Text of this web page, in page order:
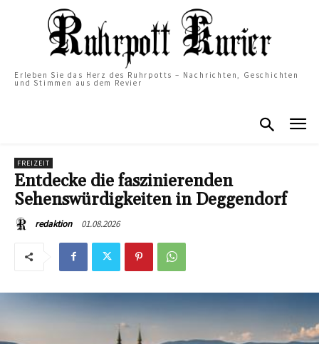
Erleben Sie das Herz des Ruhrpotts – Nachrichten, Geschichten
und Stimmen aus dem Revier
FREIZEIT
Entdecke die faszinierenden
Sehenswürdigkeiten in Deggendorf
redaktion 01.08.2026